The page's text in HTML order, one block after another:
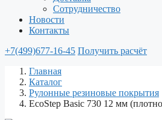
Сотрудничество
Новости
Контакты
+7(499)677-16-45 Получить расчёт
Главная
Каталог
Рулонные резиновые покрытия
EcoStep Basic 730 12 мм